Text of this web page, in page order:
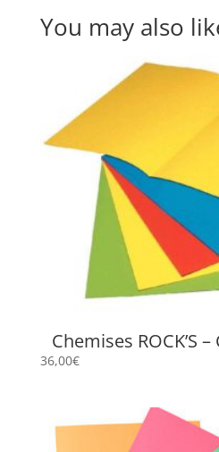
You may also
Chemises ROCK’S
36,00€